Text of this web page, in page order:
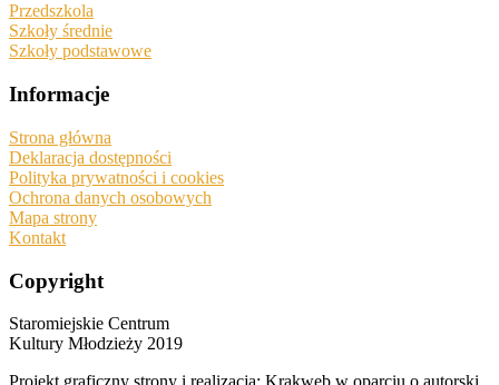
Przedszkola
Szkoły średnie
Szkoły podstawowe
Informacje
Strona główna
Deklaracja dostępności
Polityka prywatności i cookies
Ochrona danych osobowych
Mapa strony
Kontakt
Copyright
Staromiejskie Centrum
Kultury Młodzieży 2019